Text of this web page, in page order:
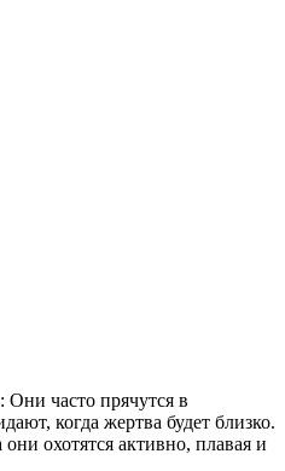
часто прячутся в
когда жертва будет близко.
охотятся активно, плавая и